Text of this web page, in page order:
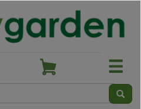
Toggle
navigation